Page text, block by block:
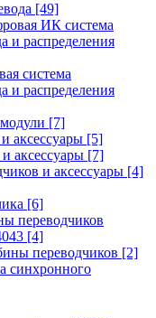
[49]
ИК система
и распределения
система
и распределения
[7]
аксессуары [5]
аксессуары [7]
и аксессуары [4]
[6]
переводчиков
[4]
переводчиков [2]
синхронного